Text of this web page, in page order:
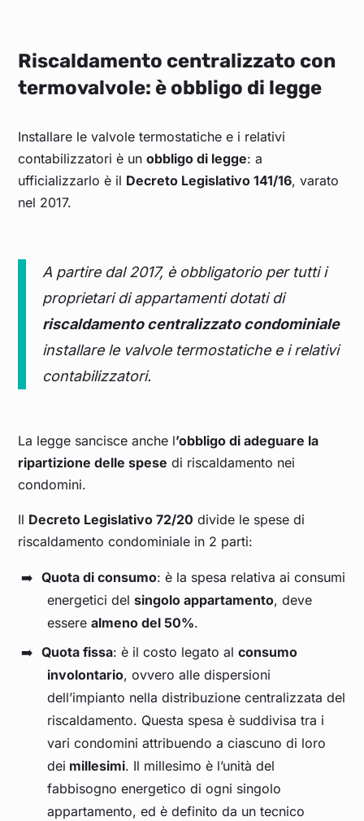
Riscaldamento centralizzato con
termovalvole: è obbligo di legge
Installare le valvole termostatiche e i relativi
contabilizzatori è unobbligo di legge: a
ufficializzarlo è il Decreto Legislativo 141/16, varato
nel 2017.
A partire dal 2017, è obbligatorio per tutti i
proprietari di appartamenti dotati di
riscaldamento centralizzato condominiale
installare le valvole termostatiche e i relativi
contabilizzatori.
La legge sancisce anche l’obbligo di adeguare la
ripartizione delle spese di riscaldamento nei
condomini.
Il Decreto Legislativo 72/20 divide le spese di
riscaldamento condominiale in 2 parti:
Quota di consumo: è la spesa relativa ai consumi
energetici delsingolo appartamento, deve
esserealmeno del 50%.
Quota fissa: è il costo legato al consumo
involontario, ovvero alle dispersioni
dell’impianto nella distribuzione centralizzata del
riscaldamento. Questa spesa è suddivisa tra i
vari condomini attribuendo a ciascuno di loro
dei millesimi. Il millesimo è l’unità del
fabbisogno energetico di ogni singolo
appartamento, ed è definito da un tecnico